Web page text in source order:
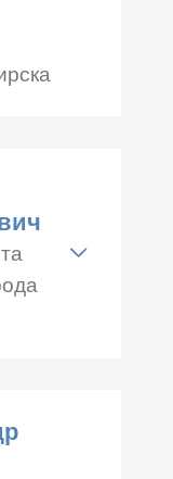
40-
45-00